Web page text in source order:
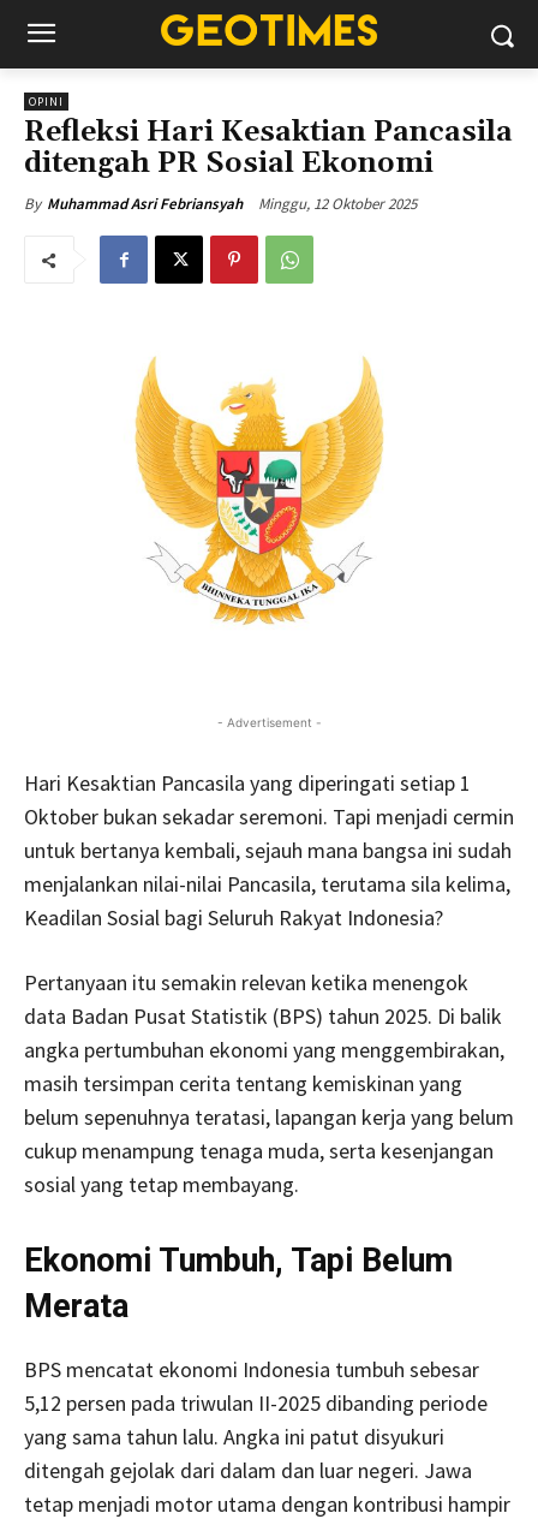
OPINI
Refleksi Hari Kesaktian Pancasila
ditengah PR Sosial Ekonomi
By Muhammad Asri Febriansyah Minggu, 12 Oktober 2025
- Advertisement -
Hari Kesaktian Pancasila yang diperingati setiap 1
Oktober bukan sekadar seremoni. Tapi menjadi cermin
untuk bertanya kembali, sejauh mana bangsa ini sudah
menjalankan nilai-nilai Pancasila, terutama sila kelima,
Keadilan Sosial bagi Seluruh Rakyat Indonesia?
Pertanyaan itu semakin relevan ketika menengok
data Badan Pusat Statistik (BPS) tahun 2025. Di balik
angka pertumbuhan ekonomi yang menggembirakan,
masih tersimpan cerita tentang kemiskinan yang
belum sepenuhnya teratasi, lapangan kerja yang belum
cukup menampung tenaga muda, serta kesenjangan
sosial yang tetap membayang.
Ekonomi Tumbuh, Tapi Belum
Merata
BPS mencatat ekonomi Indonesia tumbuh sebesar
5,12 persen pada triwulan II-2025 dibanding periode
yang sama tahun lalu. Angka ini patut disyukuri
ditengah gejolak dari dalam dan luar negeri. Jawa
tetap menjadi motor utama dengan kontribusi hampir